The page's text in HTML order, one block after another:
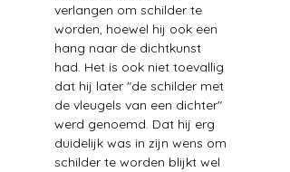
verlangen om schilder te
worden, hoewel hij ook een
hang naar de dichtkunst
had. Het is ook niet toevallig
dat hij later "de schilder met
de vleugels van een dichter"
werd genoemd. Dat hij erg
duidelijk was in zijn wens om
schilder te worden blijkt wel